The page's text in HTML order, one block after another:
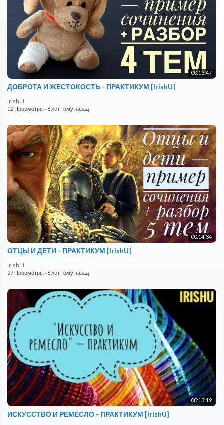
00:13:47
ДОБРОТА И ЖЕСТОКОСТЬ - ПРАКТИКУМ [IrishU]
Irish U
12 Просмотры· 6 лет тому назад
00:14:34
ОТЦЫ И ДЕТИ - ПРАКТИКУМ [IrishU]
Irish U
27 Просмотры· 6 лет тому назад
00:13:19
ИСКУССТВО И РЕМЕСЛО - ПРАКТИКУМ [IrishU]